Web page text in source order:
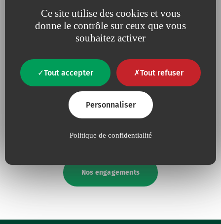
Ce site utilise des cookies et vous
donne le contrôle sur ceux que vous
souhaitez activer
Tout accepter Tout refuser
Personnaliser
Politique de confidentialité
l'écoutede nos clients
Parce que pour nous la
est une nécessité
absolue
Parce que nous amplifions
sans cesse nos efforts pour
la défense de
l’environnement
Nos engagements